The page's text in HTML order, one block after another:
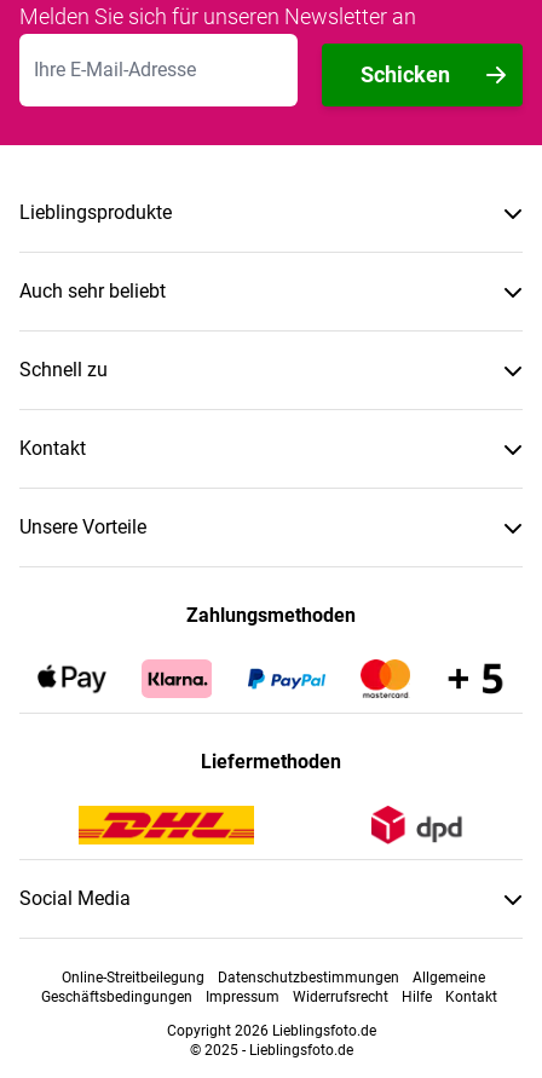
Melden Sie sich für unseren Newsletter an
E-Mailadresse
Schicken
Lieblingsprodukte
Auch sehr beliebt
Schnell zu
Kontakt
Unsere Vorteile
Zahlungsmethoden
Liefermethoden
Social Media
Online-Streitbeilegung Datenschutzbestimmungen
Allgemeine
Geschäftsbedingungen
Impressum Widerrufsrecht Hilfe
Kontakt
Copyright 2026 Lieblingsfoto.de
© 2025 - Lieblingsfoto.de